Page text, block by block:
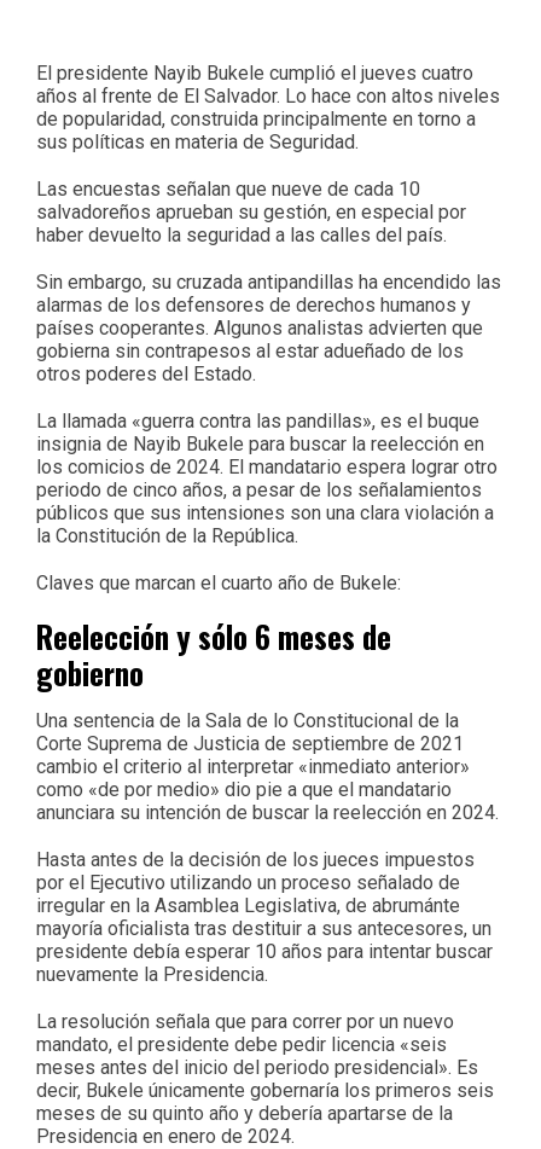
El presidente Nayib Bukele cumplió el jueves cuatro
años al frente de El Salvador. Lo hace con altos niveles
de popularidad, construida principalmente en torno a
sus políticas en materia de Seguridad.
Las encuestas señalan que nueve de cada 10
salvadoreños aprueban su gestión, en especial por
haber devuelto la seguridad a las calles del país.
Sin embargo, su cruzada antipandillas ha encendido las
alarmas de los defensores de derechos humanos y
países cooperantes. Algunos analistas advierten que
gobierna sin contrapesos al estar adueñado de los
otros poderes del Estado.
La llamada «guerra contra las pandillas», es el buque
insignia de Nayib Bukele para buscar la reelección en
los comicios de 2024. El mandatario espera lograr otro
periodo de cinco años, a pesar de los señalamientos
públicos que sus intensiones son una clara violación a
la Constitución de la República.
Claves que marcan el cuarto año de Bukele:
Reelección y sólo 6 meses de
gobierno
Una sentencia de la Sala de lo Constitucional de la
Corte Suprema de Justicia de septiembre de 2021
cambio el criterio al interpretar «inmediato anterior»
como «de por medio» dio pie a que el mandatario
anunciara su intención de buscar la reelección en 2024.
Hasta antes de la decisión de los jueces impuestos
por el Ejecutivo utilizando un proceso señalado de
irregular en la Asamblea Legislativa, de abrumánte
mayoría oficialista tras destituir a sus antecesores, un
presidente debía esperar 10 años para intentar buscar
nuevamente la Presidencia.
La resolución señala que para correr por un nuevo
mandato, el presidente debe pedir licencia «seis
meses antes del inicio del periodo presidencial». Es
decir, Bukele únicamente gobernaría los primeros seis
meses de su quinto año y debería apartarse de la
Presidencia en enero de 2024.